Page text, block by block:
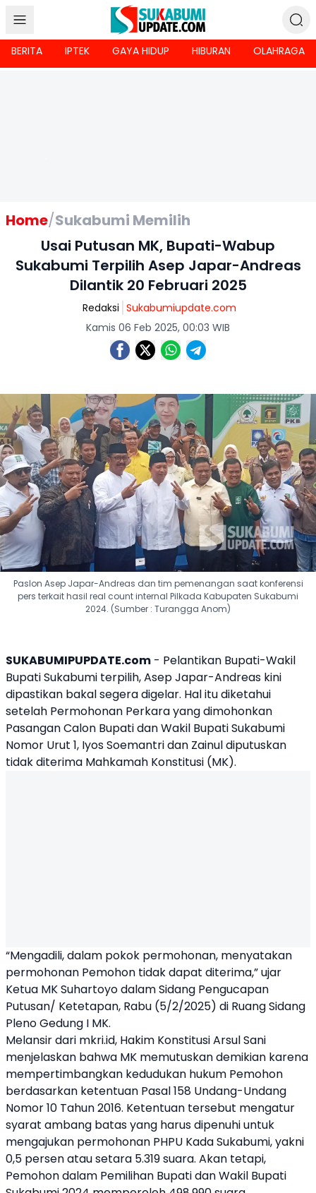
BERITA IPTEK GAYA HIDUP HIBURAN OLAHRAGA
Home/Sukabumi Memilih
Usai Putusan MK, Bupati-Wabup
Sukabumi Terpilih Asep Japar-Andreas
Dilantik 20 Februari 2025
Redaksi Sukabumiupdate.com
Kamis 06 Feb 2025, 00:03 WIB
Paslon Asep Japar-Andreas dan tim pemenangan saat konferensi
pers terkait hasil real count internal Pilkada Kabupaten Sukabumi
2024. (Sumber : Turangga Anom)
SUKABUMIPUPDATE.com - Pelantikan Bupati-Wakil
Bupati Sukabumi terpilih, Asep Japar-Andreas kini
dipastikan bakal segera digelar. Hal itu diketahui
setelah Permohonan Perkara yang dimohonkan
Pasangan Calon Bupati dan Wakil Bupati Sukabumi
Nomor Urut 1, Iyos Soemantri dan Zainul diputuskan
tidak diterima Mahkamah Konstitusi (MK).
“Mengadili, dalam pokok permohonan, menyatakan
permohonan Pemohon tidak dapat diterima,” ujar
Ketua MK Suhartoyo dalam Sidang Pengucapan
Putusan/ Ketetapan, Rabu (5/2/2025) di Ruang Sidang
Pleno Gedung I MK.
Melansir dari mkri.id, Hakim Konstitusi Arsul Sani
menjelaskan bahwa MK memutuskan demikian karena
mempertimbangkan kedudukan hukum Pemohon
berdasarkan ketentuan Pasal 158 Undang-Undang
Nomor 10 Tahun 2016. Ketentuan tersebut mengatur
syarat ambang batas yang harus dipenuhi untuk
mengajukan permohonan PHPU Kada Sukabumi, yakni
0,5 persen atau setara 5.319 suara. Akan tetapi,
Pemohon dalam Pemilihan Bupati dan Wakil Bupati